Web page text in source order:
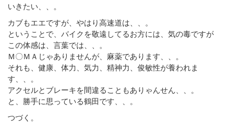
いきたい、、。
カブもエエですが、やはり高速道は、、。
ということで、バイクを敬遠してるお方には、気の毒ですが
この体感は、言葉では、、。
Ｍ〇ＭＡじゃありませんが、麻薬であります、、。
それも、健康、体力、気力、精神力、俊敏性が養われま
す、、。
アクセルとブレーキを間違ることもありゃんせん、、。
と、勝手に思っている鶴田です、、。
つづく。